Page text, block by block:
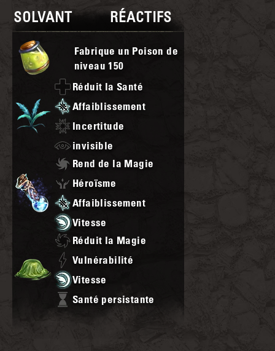
SOLVANT RÉACTIFS
Fabrique un Poison de
niveau150
Réduit la Santé
Affaiblissement
Incertitude
invisible
Rend de la Magie
Héroïsme
Affaiblissement
Vitesse
Réduit la Magie
Vulnérabilité
Vitesse
Santé persistante